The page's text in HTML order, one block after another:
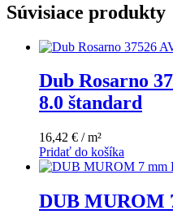
Súvisiace produkty
Dub Rosarno
8.0 štandard
16,42 € / m²
Pridať do košíka
DUB MUROM